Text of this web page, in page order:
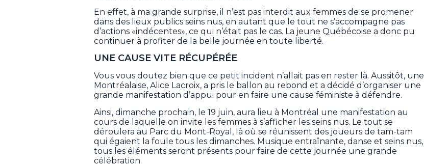
En effet, à ma grande surprise, il n’est pas interdit aux femmes de se promener
dans des lieux publics seins nus, en autant que le tout ne s’accompagne pas
d’actions «indécentes», ce qui n’était pas le cas. La jeune Québécoise a donc pu
continuer à profiter de la belle journée en toute liberté.
UNE CAUSE VITE RÉCUPÉRÉE
Vous vous doutez bien que ce petit incident n’allait pas en rester là. Aussitôt, une
Montréalaise, Alice Lacroix, a pris le ballon au rebond et a décidé d’organiser une
grande manifestation d’appui pour en faire une cause féministe à défendre.
Ainsi, dimanche prochain, le 19 juin, aura lieu à Montréal une manifestation au
cours de laquelle on invite les femmes à s’afficher les seins nus. Le tout se
déroulera au Parc du Mont-Royal, là où se réunissent des joueurs de tam-tam
qui égaient la foule tous les dimanches. Musique entraînante, danse et seins nus,
tous les éléments seront présents pour faire de cette journée une grande
célébration.